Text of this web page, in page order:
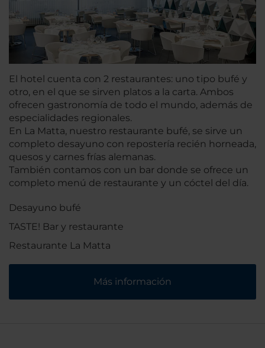
El hotel cuenta con 2 restaurantes: uno tipo bufé y
otro, en el que se sirven platos a la carta. Ambos
ofrecen gastronomía de todo el mundo, además de
especialidades regionales.
En La Matta, nuestro restaurante bufé, se sirve un
completo desayuno con repostería recién horneada,
quesos y carnes frías alemanas.
También contamos con un bar donde se ofrece un
completo menú de restaurante y un cóctel del día.
Desayuno bufé
TASTE! Bar y restaurante
Restaurante La Matta
Más información